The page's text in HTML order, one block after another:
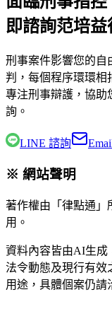
即諮詢范培益
刑事案件影響您的自
判，每個程序環環相
專注刑事辯護，協助
詢。
LINE 諮詢
※ 網站聲明
著作權由「律點通」
用。
資料內容皆由AI生成
法令動態及現行有效
用途，具體個案仍請